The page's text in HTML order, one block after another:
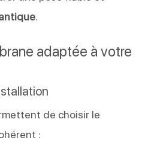
.
adaptée à votre
de choisir le
: